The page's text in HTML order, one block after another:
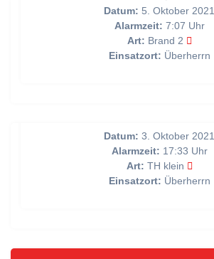
Datum: 5. Oktober 2021
Alarmzeit: 7:07 Uhr
Art: Brand 2
Einsatzort: Überherrn
Datum: 3. Oktober 2021
Alarmzeit: 17:33 Uhr
Art: TH klein
Einsatzort: Überherrn